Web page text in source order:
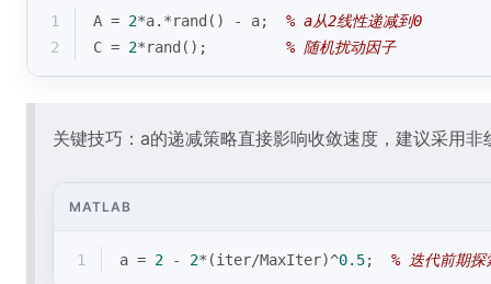
1 A = 2*a.*rand () - a; % a从2线性递减到0
2
C = 2*rand (); % 随机扰动因子
关键技巧：a的递减策略直接影响收敛速度，建议采用非
MATLAB
1 a = 2 - 2*(iter/MaxIter)^0.5; % 迭代前期探